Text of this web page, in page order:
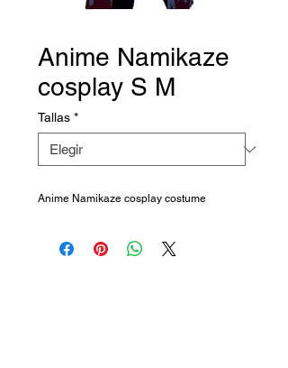
Anime Namikaze
cosplay S M
Tallas *
Anime Namikaze cosplay costume